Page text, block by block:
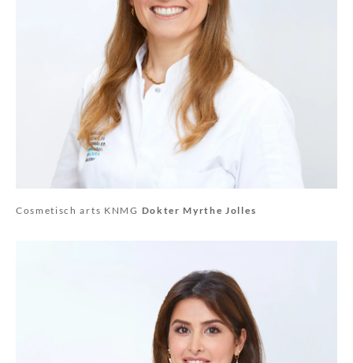
Cosmetisch arts KNMG Dokter Myrthe Jolles